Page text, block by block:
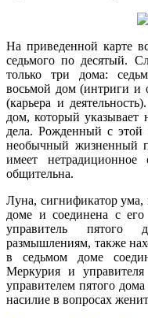
На приведенной карте
седьмого по десятый.
только три дома:
восьмой дом (интриги и
(карьера и
дом, который указывает
дела. Рожденный с этой
необычный жизненный
имеет
общительна.
Луна, сигнификатор ума,
доме и соединена с
управитель
размышлениям, также
в седьмом доме
Меркурия и
управителем пятого
насилие в вопросах